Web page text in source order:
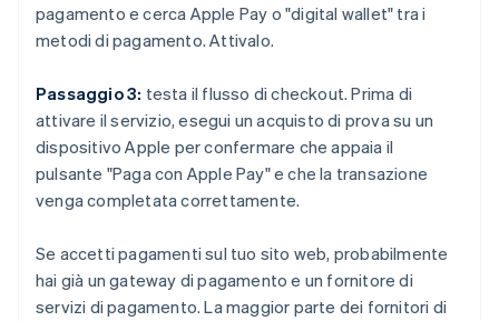
pagamento e cerca Apple Pay o "digital wallet" tra i
metodi di pagamento. Attivalo.
Passaggio 3: testa il flusso di checkout. Prima di
attivare il servizio, esegui un acquisto di prova su un
dispositivo Apple per confermare che appaia il
pulsante "Paga con Apple Pay" e che la transazione
venga completata correttamente.
Se accetti pagamenti sul tuo sito web, probabilmente
hai già un gateway di pagamento e un fornitore di
servizi di pagamento. La maggior parte dei fornitori di